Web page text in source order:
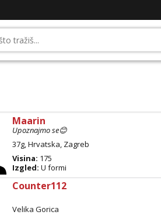
Maarin
Upoznajmo se😊
37g, Hrvatska, Zagreb
Visina: 175
Izgled: U formi
Counter112
Velika Gorica